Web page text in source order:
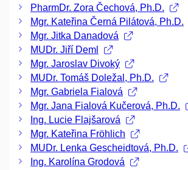
PharmDr. Zora Čechová, Ph.D.
Mgr. Kateřina Černá Pilátová, Ph.D.
Mgr. Jitka Danadová
MUDr. Jiří Deml
Mgr. Jaroslav Divoký
MUDr. Tomáš Doležal, Ph.D.
Mgr. Gabriela Fialová
Mgr. Jana Fialová Kučerová, Ph.D.
Ing. Lucie Flajšarová
Mgr. Kateřina Fröhlich
MUDr. Lenka Gescheidtová, Ph.D.
Ing. Karolína Grodová